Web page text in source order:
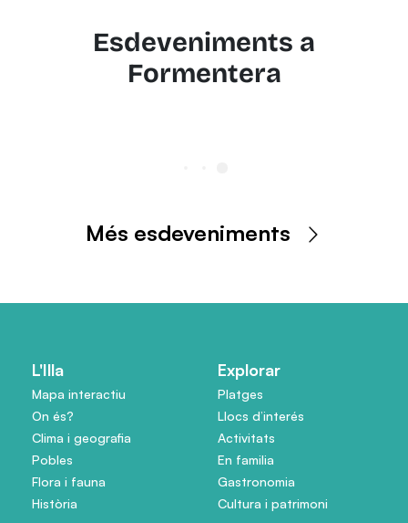
Esdeveniments a
Formentera
Més esdeveniments
L'Illa
Mapa interactiu
On és?
Clima i geografia
Pobles
Flora i fauna
Història
Explorar
Platges
Llocs d’interés
Activitats
En familia
Gastronomia
Cultura i patrimoni